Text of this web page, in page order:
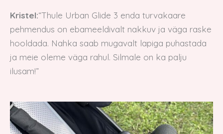
Kristel:“Thule Urban Glide 3 enda turvakaare
pehmendus on ebameeldivalt nakkuv ja väga raske
hooldada. Nahka saab mugavalt lapiga puhastada
ja meie oleme väga rahul. Silmale on ka palju
ilusam!”